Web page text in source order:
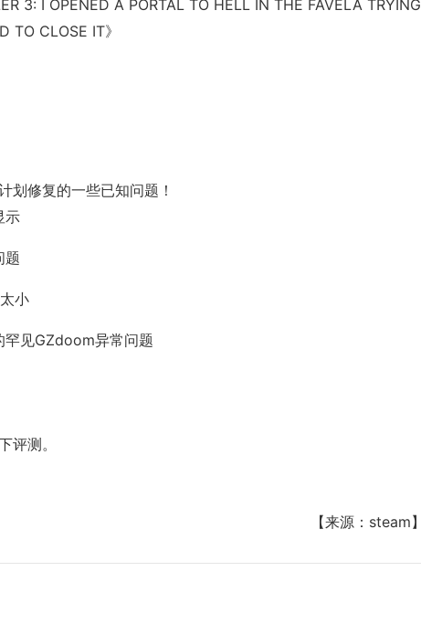
3: I OPENED A PORTAL TO HELL IN THE FAVELA TRYING
TO CLOSE IT》
划修复的一些已知问题！
示
题
小
罕见GZdoom异常问题
评测。
【来源：steam】